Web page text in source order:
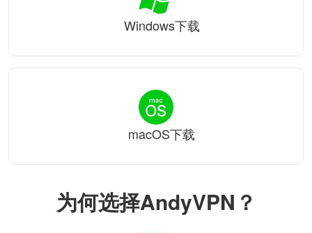
为何选择AndyVPN？
Windows下载
macOS下载